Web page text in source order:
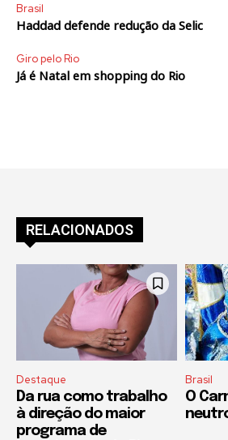
Brasil
Haddad defende redução da Selic
Giro pelo Rio
Já é Natal em shopping do Rio
RELACIONADOS
Destaque
Da rua como trabalho
à direção do maior
programa de
Brasil
O